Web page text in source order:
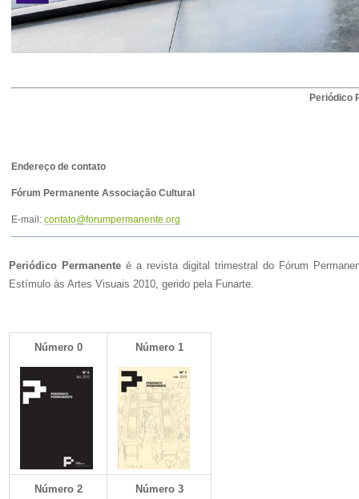
Periódico
Endereço de contato
Fórum Permanente Associação Cultural
E-mail:contato@forumpermanente.org
Periódico Permanenteé a revista digital trimestral do Fórum
Estímulo às Artes Visuais 2010, gerido pela Funarte.
Número 0 Número 1
Número 2 Número 3